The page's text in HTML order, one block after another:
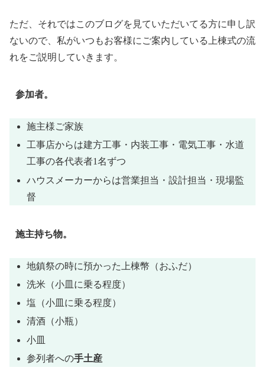
ただ、それではこのブログを見ていただいてる方に申し訳
ないので、私がいつもお客様にご案内している上棟式の流
れをご説明していきます。
参加者。
施主様ご家族
工事店からは建方工事・内装工事・電気工事・水道
工事の各代表者1名ずつ
ハウスメーカーからは営業担当・設計担当・現場監
督
施主持ち物。
地鎮祭の時に預かった上棟幣（おふだ）
洗米（小皿に乗る程度）
塩（小皿に乗る程度）
清酒（小瓶）
小皿
参列者への手土産